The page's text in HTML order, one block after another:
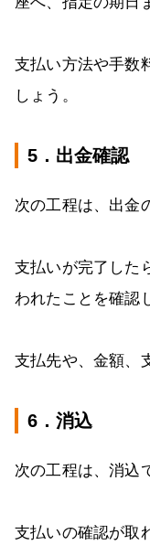
支払い方法や手数
しょう。
5．出金確認
次の工程は、出金
支払いが完了した
われたことを確認
支払先や、金額、
6．消込
次の工程は、消込
支払いの確認が取